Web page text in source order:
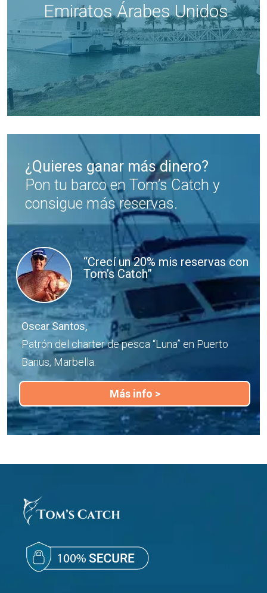
Emiratos Árabes Unidos
¿Quieres ganar más dinero?
Pon tu barco en Tom’s Catch y
consigue más reservas.
“Crecí un 20% mis reservas con
Tom’s Catch”
Oscar Santos,
Patrón del charter de pesca “Luna” en Puerto
Banus, Marbella.
Más info >